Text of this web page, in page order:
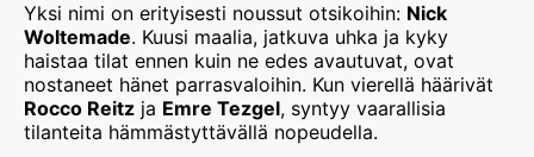
Yksi nimi on erityisesti noussut otsikoihin: Nick
Woltemade. Kuusi maalia, jatkuva uhka ja kyky
haistaa tilat ennen kuin ne edes avautuvat, ovat
nostaneet hänet parrasvaloihin. Kun vierellä häärivät
Rocco Reitz ja Emre Tezgel, syntyy vaarallisia
tilanteita hämmästyttävällä nopeudella.